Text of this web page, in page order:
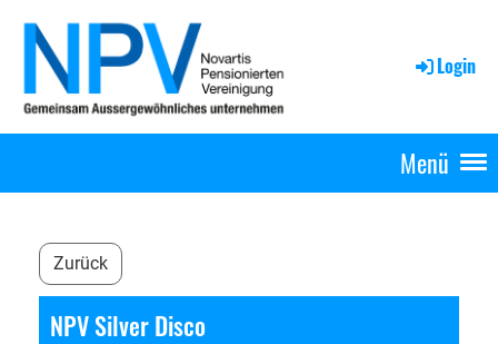
Login
Menü
Zurück
NPV Silver Disco